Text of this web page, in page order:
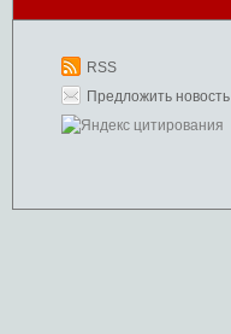
RSS
Предложить новость